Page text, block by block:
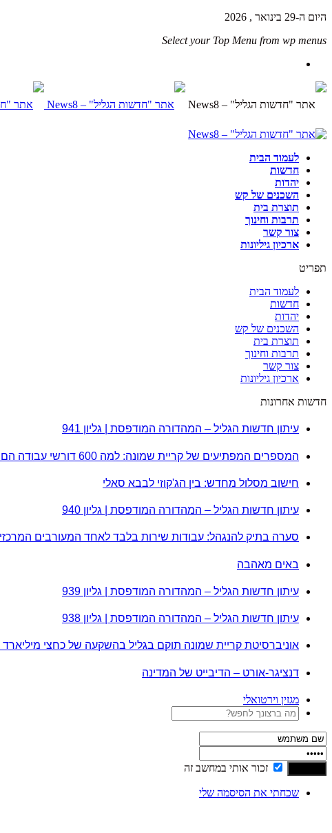
היום ה-29 בינואר , 2026
Select your Top Menu from wp menus
לעמוד הבית
חדשות
יהדות
השכנים של קש
תוצרת בית
תרבות וחינוך
צור קשר
ארכיון גיליונות
תפריט
לעמוד הבית
חדשות
יהדות
השכנים של קש
תוצרת בית
תרבות וחינוך
צור קשר
ארכיון גיליונות
חדשות אחרונות
עיתון חדשות הגליל – המהדורה המודפסת | גליון 941
המספרים המפתיעים של קריית שמונה: למה 600 דורשי עבודה הם לא מה שחשבתם?
חישוב מסלול מחדש: בין הג'קוזי לבבא סאלי
עיתון חדשות הגליל – המהדורה המודפסת | גליון 940
סערה בתיק להנגהל: עבודות שירות בלבד לאחד המעורבים
באים מאהבה
עיתון חדשות הגליל – המהדורה המודפסת | גליון 939
עיתון חדשות הגליל – המהדורה המודפסת | גליון 938
אוניברסיטת קריית שמונה תוקם בגליל בהשקעה של כחצי
דנציגר-אורט – הדיבייט של המדינה
מגזין וירטואלי
זכור אותי במחשב זה
שכחתי את הסיסמה שלי